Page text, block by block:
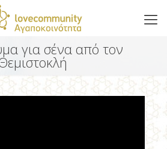
για σένα από τον